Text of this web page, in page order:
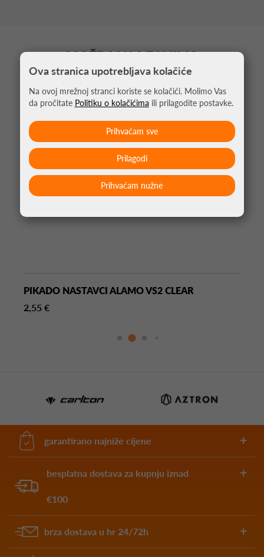
MOŽDA VAS ZANIMA
PIKADO NASTAVCI ALAMO VS2 CLEAR
2,55 €
garantirano najniže cijene
besplatna dostava za kupnju iznad
€100
brza dostava u hr 24/72h
Ova stranica upotrebljava kolačiće
Na ovoj mrežnoj stranci koriste se kolačići. Molimo Vas
da pročitate Politiku o kolačićima ili prilagodite postavke.
Prihvaćam nužne
Prilagodi
Prihvaćam sve